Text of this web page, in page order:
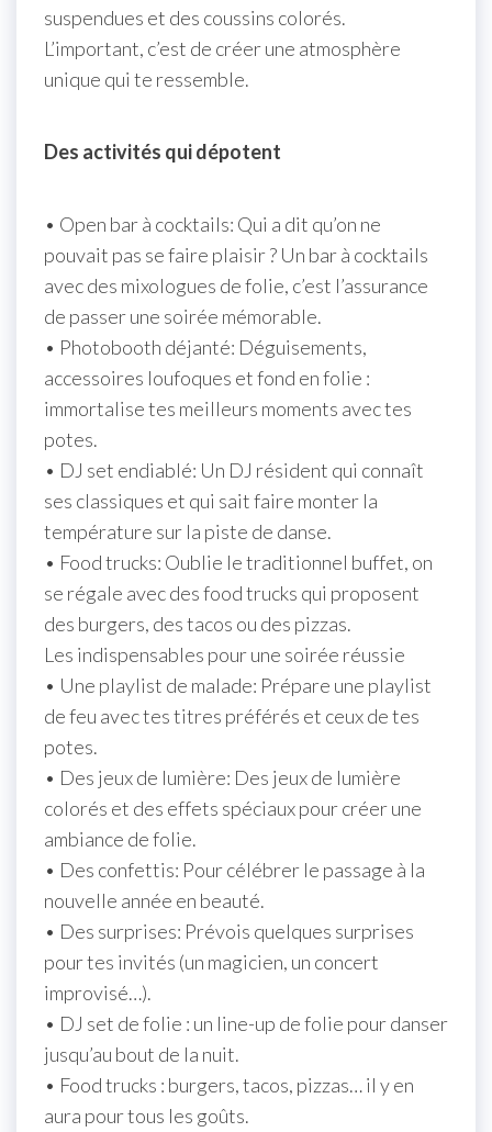
suspendues et des coussins colorés.
L’important, c’est de créer une atmosphère
unique qui te ressemble.
Des activités qui dépotent
• Open bar à cocktails: Qui a dit qu’on ne
pouvait pas se faire plaisir ? Un bar à cocktails
avec des mixologues de folie, c’est l’assurance
de passer une soirée mémorable.
• Photobooth déjanté: Déguisements,
accessoires loufoques et fond en folie :
immortalise tes meilleurs moments avec tes
potes.
• DJ set endiablé: Un DJ résident qui connaît
ses classiques et qui sait faire monter la
température sur la piste de danse.
• Food trucks: Oublie le traditionnel buffet, on
se régale avec des food trucks qui proposent
des burgers, des tacos ou des pizzas.
Les indispensables pour une soirée réussie
• Une playlist de malade: Prépare une playlist
de feu avec tes titres préférés et ceux de tes
potes.
• Des jeux de lumière: Des jeux de lumière
colorés et des effets spéciaux pour créer une
ambiance de folie.
• Des confettis: Pour célébrer le passage à la
nouvelle année en beauté.
• Des surprises: Prévois quelques surprises
pour tes invités (un magicien, un concert
improvisé…).
• DJ set de folie : un line-up de folie pour danser
jusqu’au bout de la nuit.
• Food trucks : burgers, tacos, pizzas… il y en
aura pour tous les goûts.